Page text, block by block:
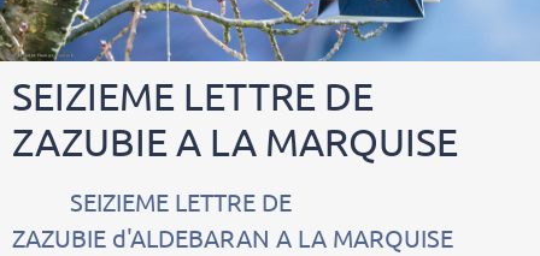
SEIZIEME LETTRE DE
ZAZUBIE A LA MARQUISE
SEIZIEME LETTRE DE
ZAZUBIE d'ALDEBARAN A LA MARQUISE